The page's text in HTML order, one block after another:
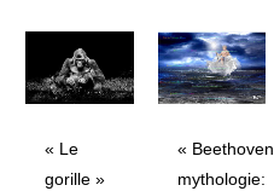
« Le
gorille »
prix :
450€
à
« Beethoven
mythologie: